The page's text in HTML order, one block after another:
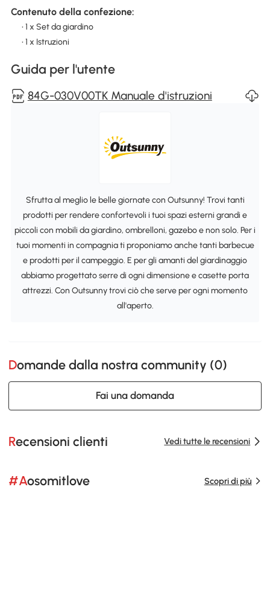
Contenuto della confezione:
• 1 x Set da giardino
• 1 x Istruzioni
Guida per l'utente
84G-030V00TK Manuale d'istruzioni
Sfrutta al meglio le belle giornate con Outsunny! Trovi tanti
prodotti per rendere confortevoli i tuoi spazi esterni grandi e
piccoli con mobili da giardino, ombrelloni, gazebo e non solo. Per i
tuoi momenti in compagnia ti proponiamo anche tanti barbecue
e prodotti per il campeggio. E per gli amanti del giardinaggio
abbiamo progettato serre di ogni dimensione e casette porta
attrezzi. Con Outsunny trovi ciò che serve per ogni momento
all'aperto.
Domande dalla nostra community (0)
Fai una domanda
Recensioni clienti Vedi tutte le recensioni
#Aosomitlove Scopri di più